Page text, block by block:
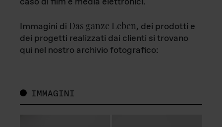
Immagini di Das ganze Leben, dei prodotti e
dei progetti realizzati dai clienti si trovano
qui nel nostro archivio fotografico:
IMMAGINI